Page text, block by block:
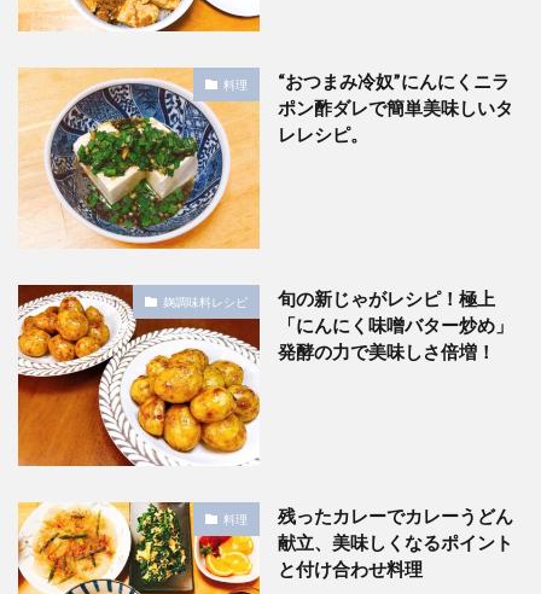
料理
“おつまみ冷奴”にんにくニラ
ポン酢ダレで簡単美味しいタ
レレシピ。
麹調味料レシピ
旬の新じゃがレシピ！極上
「にんにく味噌バター炒め」
発酵の力で美味しさ倍増！
料理
残ったカレーでカレーうどん
献立、美味しくなるポイント
と付け合わせ料理